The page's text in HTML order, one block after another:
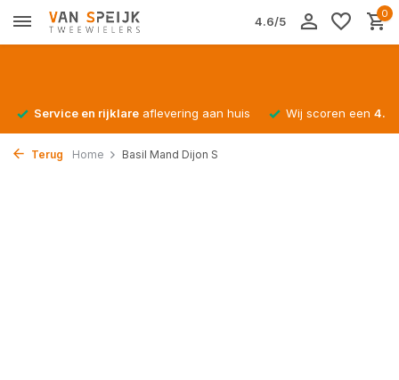
4.6/5
0
Service en rijklare aflevering aan huis Wij scoren een
Terug Home Basil Mand Dijon S